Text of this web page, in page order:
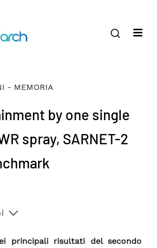
- MEMORIA
by one single
spray, SARNET-2
principali risultati del secondo